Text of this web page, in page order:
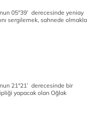
05°39’ derecesinde yeniay
sergilemek, sahnede olmakla
21°21’ derecesinde bir
yapacak olan Oğlak